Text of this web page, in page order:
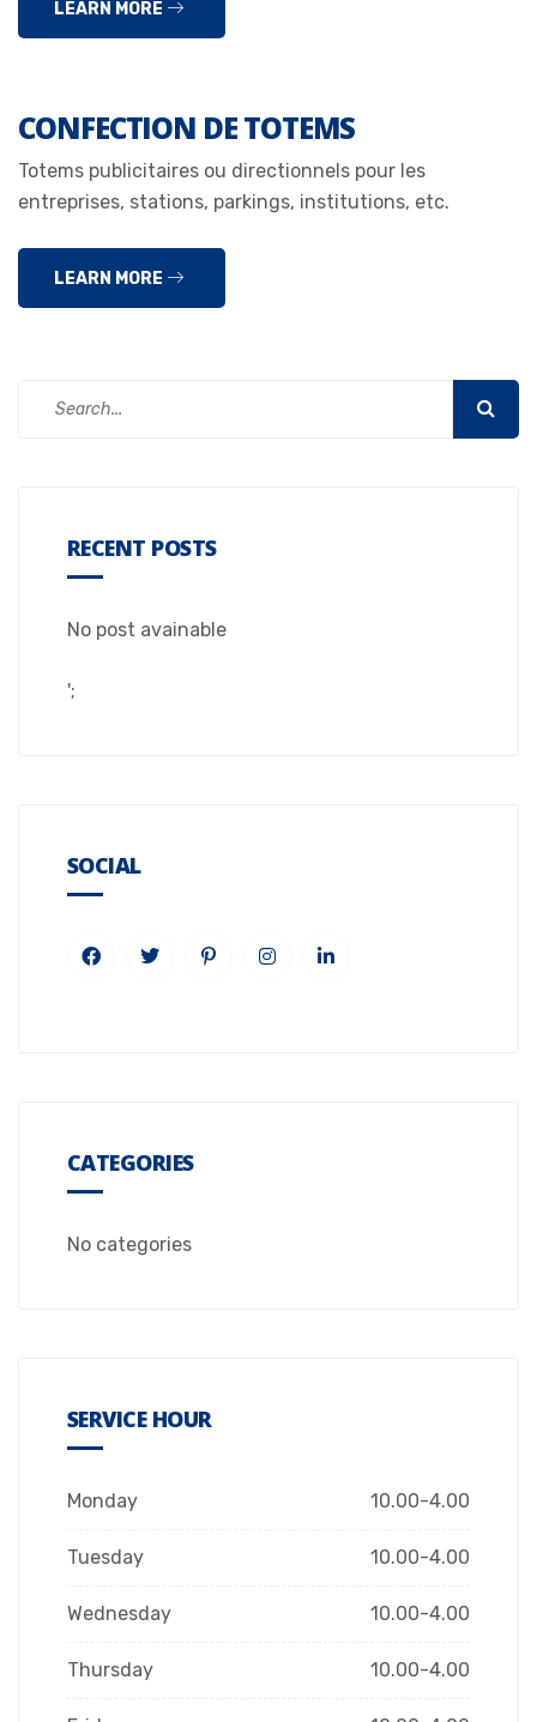
LEARN MORE
CONFECTION DE TOTEMS
Totems publicitaires ou directionnels pour les
entreprises, stations, parkings, institutions, etc.
LEARN MORE
RECENT POSTS
No post avainable
';
SOCIAL
CATEGORIES
No categories
SERVICE HOUR
Monday 10.00-4.00
Tuesday 10.00-4.00
Wednesday 10.00-4.00
Thursday 10.00-4.00